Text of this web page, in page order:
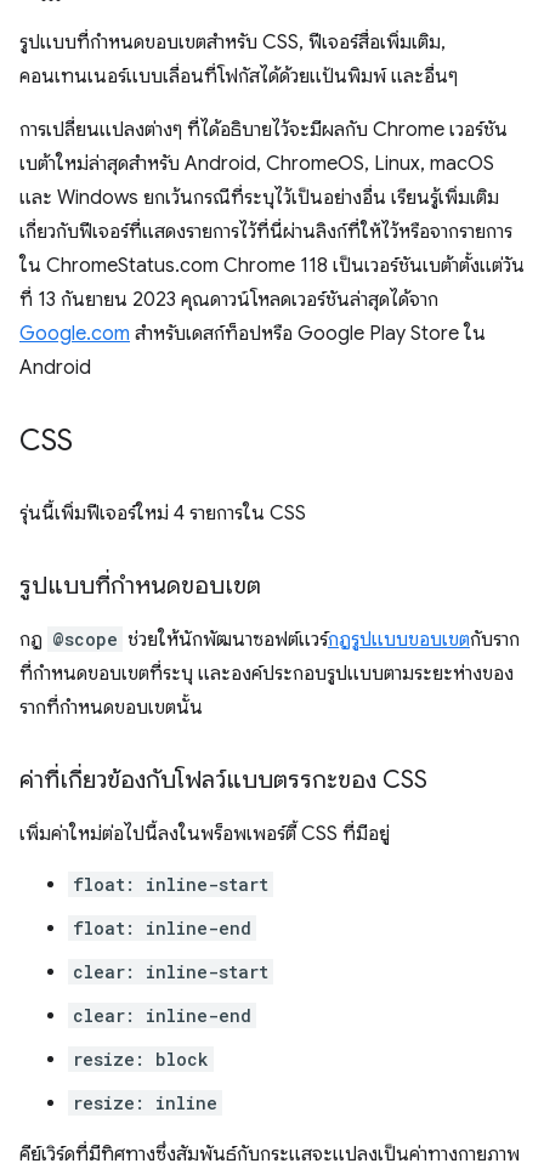
รูปแบบที่กำหนดขอบเขตสำหรับ CSS, ฟีเจอร์สื่อเพิ่มเติม,
คอนเทนเนอร์แบบเลื่อนที่โฟกัสได้ด้วยแป้นพิมพ์ และอื่นๆ
การเปลี่ยนแปลงต่างๆ ที่ได้อธิบายไว้จะมีผลกับ Chrome เวอร์ชัน
เบต้าใหม่ล่าสุดสำหรับ Android, ChromeOS, Linux, macOS
และ Windows ยกเว้นกรณีที่ระบุไว้เป็นอย่างอื่น เรียนรู้เพิ่มเติม
เกี่ยวกับฟีเจอร์ที่แสดงรายการไว้ที่นี่ผ่านลิงก์ที่ให้ไว้หรือจากรายการ
ใน ChromeStatus.com Chrome 118 เป็นเวอร์ชันเบต้าตั้งแต่วัน
ที่ 13 กันยายน 2023 คุณดาวน์โหลดเวอร์ชันล่าสุดได้จาก
Google.com สำหรับเดสก์ท็อปหรือ Google Play Store ใน
Android
CSS
รุ่นนี้เพิ่มฟีเจอร์ใหม่ 4 รายการใน CSS
รูปแบบที่กำหนดขอบเขต
กฎ @scope ช่วยให้นักพัฒนาซอฟต์แวร์กฎรูปแบบขอบเขตกับราก
ที่กำหนดขอบเขตที่ระบุ และองค์ประกอบรูปแบบตามระยะห่างของ
รากที่กำหนดขอบเขตนั้น
ค่าที่เกี่ยวข้องกับโฟลว์แบบตรรกะของ CSS
เพิ่มค่าใหม่ต่อไปนี้ลงในพร็อพเพอร์ตี้ CSS ที่มีอยู่
float: inline-start
float: inline-end
clear: inline-start
clear: inline-end
resize: block
resize: inline
คีย์เวิร์ดที่มีทิศทางซึ่งสัมพันธ์กับกระแสจะแปลงเป็นค่าทางกายภาพ